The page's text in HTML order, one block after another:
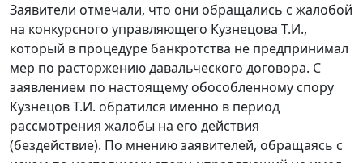
Заявители отмечали, что они обращались с жалобой
на конкурсного управляющего Кузнецова Т.И.,
который в процедуре банкротства не предпринимал
мер по расторжению давальческого договора. С
заявлением по настоящему обособленному спору
Кузнецов Т.И. обратился именно в период
рассмотрения жалобы на его действия
(бездействие). По мнению заявителей, обращаясь с